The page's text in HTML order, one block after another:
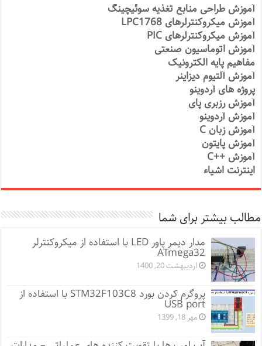
آموزش طراحی منابع تغذیه سوئیچینگ
آموزش میکروکنترلرهای LPC1768
آموزش میکروکنترلرهای PIC
آموزش اتوماسیون صنعتی
مفاهیم پایه الکترونیک
آموزش آلتیوم دیزاینر
پروژه های آردوینو
آموزش رزبری پای
آموزش آردوینو
آموزش زبان C
آموزش پایتون
آموزش ++C
اینترنت اشیاء
مطالب بیشتر برای شما
مدار دیمر پاور LED با استفاده از میکروکنترلر
ATmega32
اردیبهشت 20, 1400
پروگرم کردن بورد STM32F103C8 با استفاده از
USB port
مهر 18, 1399